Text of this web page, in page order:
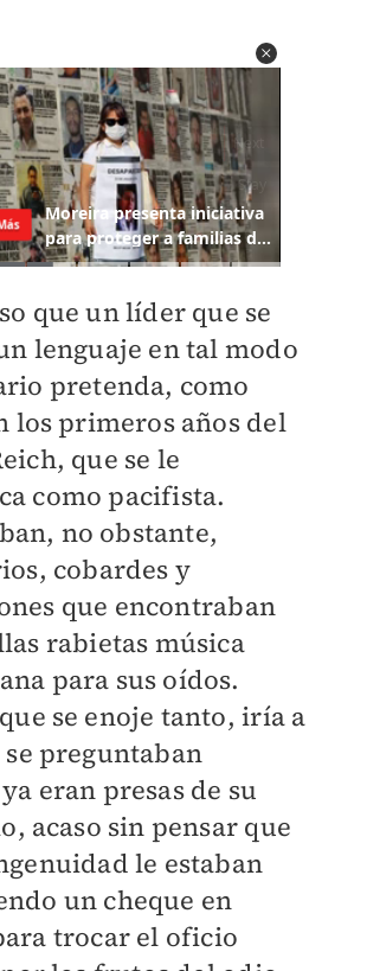
que un líder que se
lenguaje en tal modo
pretenda, como
los primeros años del
que se le
como pacifista.
no obstante,
cobardes y
que encontraban
rabietas música
para sus oídos.
se enoje tanto, iría a
preguntaban
eran presas de su
acaso sin pensar que
le estaban
un cheque en
trocar el oficio